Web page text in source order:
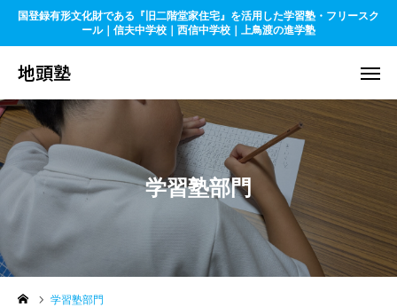
国登録有形文化財である『旧二階堂家住宅』を活用した学習塾・フリースク
ール｜信夫中学校｜西信中学校｜上鳥渡の進学塾
地頭塾
学習塾部門
学習塾部門
地頭塾
X - 地頭塾 塾長
YouTube-地頭塾 旧二階堂家住宅
生徒ログイン
ホーム